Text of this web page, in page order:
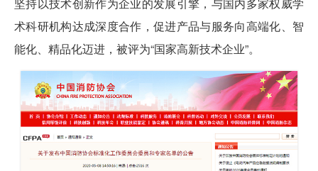
术科研机构达成深度合作，促进产品与服务向高端化、智
能化、精品化迈进，被评为“国家高新技术企业”。